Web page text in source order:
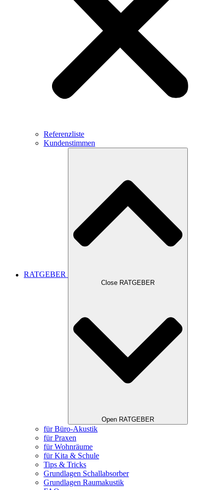
Referenzliste
Kundenstimmen
RATGEBER
Close RATGEBER
Open RATGEBER
für Büro-Akustik
für Praxen
für Wohnräume
für Kita & Schule
Tips & Tricks
Grundlagen Schallabsorber
Grundlagen Raumakustik